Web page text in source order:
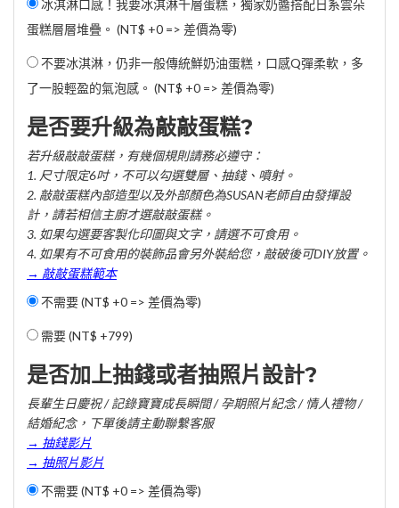
冰淇淋口感！我要冰淇淋千層蛋糕，獨家奶醬搭配日系雲朵
蛋糕層層堆疊。 (NT$ +0 => 差價為零)
不要冰淇淋，仍非一般傳統鮮奶油蛋糕，口感Q彈柔軟，多
了一股輕盈的氣泡感。 (NT$ +0 => 差價為零)
是否要升級為敲敲蛋糕?
若升級敲敲蛋糕，有幾個規則請務必遵守：
1. 尺寸限定6吋，不可以勾選雙層、抽錢、噴射。
2. 敲敲蛋糕內部造型以及外部顏色為SUSAN老師自由發揮設
計，請若相信主廚才選敲敲蛋糕。
3. 如果勾選要客製化印圖與文字，請選不可食用。
4. 如果有不可食用的裝飾品會另外裝給您，敲破後可DIY放置。
→ 敲敲蛋糕範本
不需要 (NT$ +0 => 差價為零)
需要 (NT$ +799)
是否加上抽錢或者抽照片設計?
長輩生日慶祝 / 記錄寶寶成長瞬間 / 孕期照片紀念 / 情人禮物 /
結婚紀念，下單後請主動聯繫客服
→ 抽錢影片
→ 抽照片影片
不需要 (NT$ +0 => 差價為零)